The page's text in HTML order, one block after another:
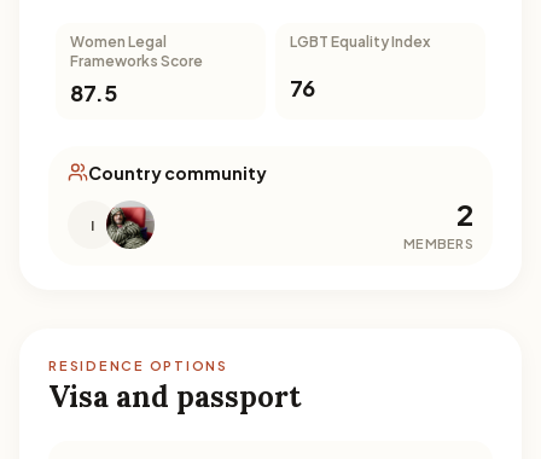
Women Legal
Frameworks Score
87.5
LGBT Equality Index
76
Country community
I 2
MEMBERS
RESIDENCE OPTIONS
Visa and passport